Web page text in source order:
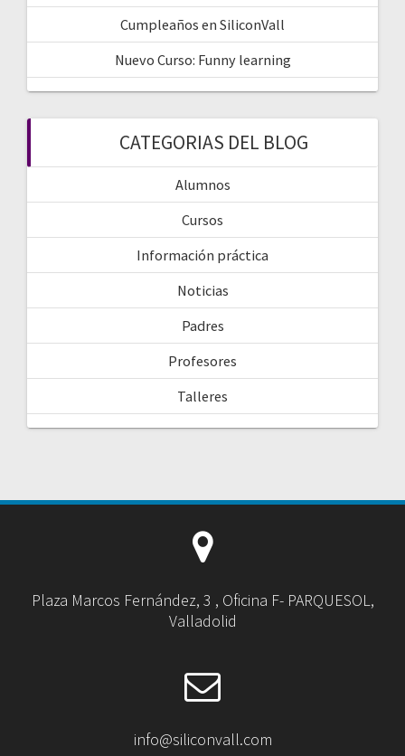
Cumpleaños en SiliconVall
Nuevo Curso: Funny learning
CATEGORIAS DEL BLOG
Alumnos
Cursos
Información práctica
Noticias
Padres
Profesores
Talleres
Plaza Marcos Fernández, 3 , Oficina F- PARQUESOL,
Valladolid
info@siliconvall.com